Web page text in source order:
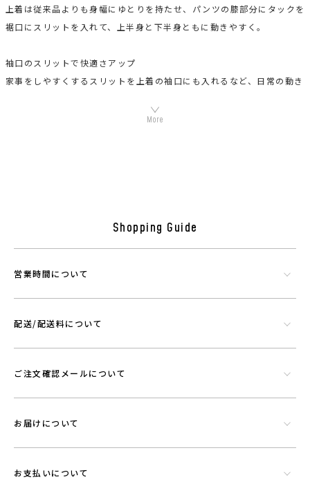
上着は従来品よりも身幅にゆとりを持たせ、パンツの膝部分にタックを
裾口にスリットを入れて、上半身と下半身ともに動きやすく。
袖口のスリットで快適さアップ
家事をしやすくするスリットを上着の袖口にも入れるなど、日常の動き
原産地：日本／バングラディシュ
機能素材プラウシオンについて
Shopping Guide
営業時間について
配送/配送料について
ご注文確認メールについて
お届けについて
お支払いについて